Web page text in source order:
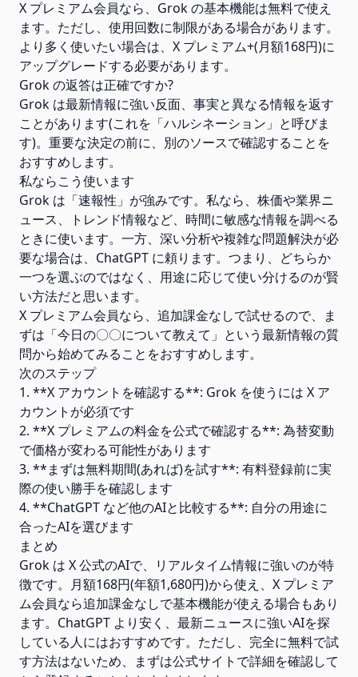
X プレミアム会員なら、Grok の基本機能は無料で使え
ます。ただし、使用回数に制限がある場合があります。
より多く使いたい場合は、X プレミアム+(月額168円)に
アップグレードする必要があります。
Grok の返答は正確ですか?
Grok は最新情報に強い反面、事実と異なる情報を返す
ことがあります(これを「ハルシネーション」と呼びま
す)。重要な決定の前に、別のソースで確認することを
おすすめします。
私ならこう使います
Grok は「速報性」が強みです。私なら、株価や業界ニ
ュース、トレンド情報など、時間に敏感な情報を調べる
ときに使います。一方、深い分析や複雑な問題解決が必
要な場合は、ChatGPT に頼ります。つまり、どちらか
一つを選ぶのではなく、用途に応じて使い分けるのが賢
い方法だと思います。
X プレミアム会員なら、追加課金なしで試せるので、ま
ずは「今日の〇〇について教えて」という最新情報の質
問から始めてみることをおすすめします。
次のステップ
1. **X アカウントを確認する**: Grok を使うには X ア
カウントが必須です
2. **X プレミアムの料金を公式で確認する**: 為替変動
で価格が変わる可能性があります
3. **まずは無料期間(あれば)を試す**: 有料登録前に実
際の使い勝手を確認します
4. **ChatGPT など他のAIと比較する**: 自分の用途に
合ったAIを選びます
まとめ
Grok は X 公式のAIで、リアルタイム情報に強いのが特
徴です。月額168円(年額1,680円)から使え、X プレミア
ム会員なら追加課金なしで基本機能が使える場合もあり
ます。ChatGPT より安く、最新ニュースに強いAIを探
している人にはおすすめです。ただし、完全に無料で試
す方法はないため、まずは公式サイトで詳細を確認して